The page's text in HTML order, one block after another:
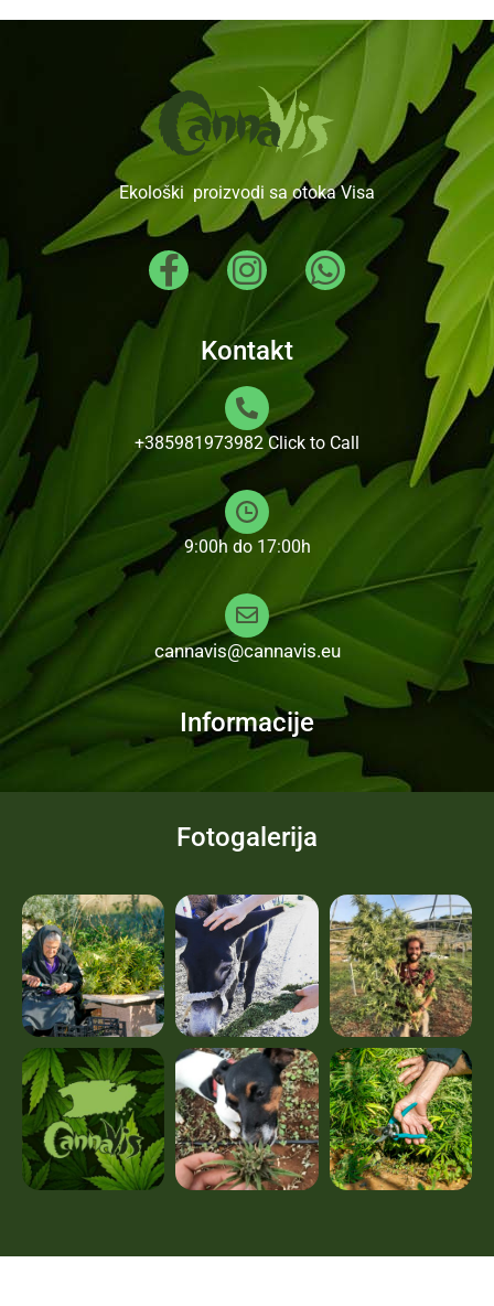
Ekološki proizvodi sa otoka Visa
Kontakt
+385981973982 Click to Call
9:00h do 17:00h
cannavis@cannavis.eu
Informacije
Fotogalerija